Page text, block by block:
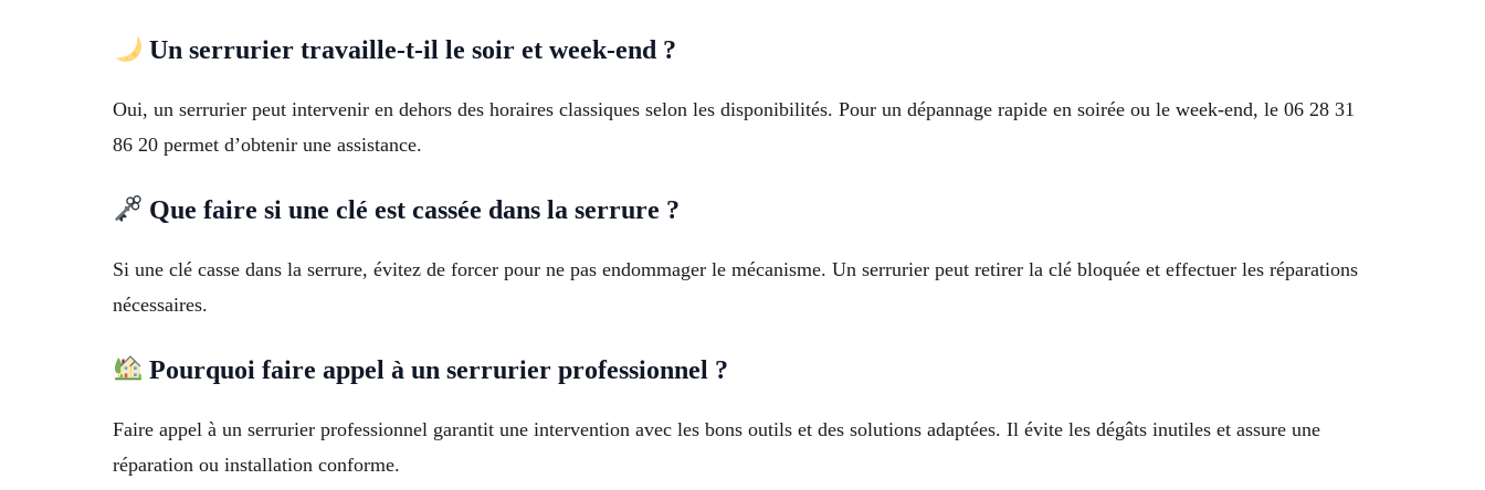
Un serrurier travaille-t-il le soir et week-end ?
Oui, un serrurier peut intervenir en dehors des horaires classiques selon les disponibilités. Pour un dépannage rapide en soirée ou le week-end, le 06 28 31
86 20 permet d’obtenir une assistance.
Que faire si une clé est cassée dans la serrure ?
Si une clé casse dans la serrure, évitez de forcer pour ne pas endommager le mécanisme. Un serrurier peut retirer la clé bloquée et effectuer les réparations
nécessaires.
Pourquoi faire appel à un serrurier professionnel ?
Faire appel à un serrurier professionnel garantit une intervention avec les bons outils et des solutions adaptées. Il évite les dégâts inutiles et assure une
réparation ou installation conforme.